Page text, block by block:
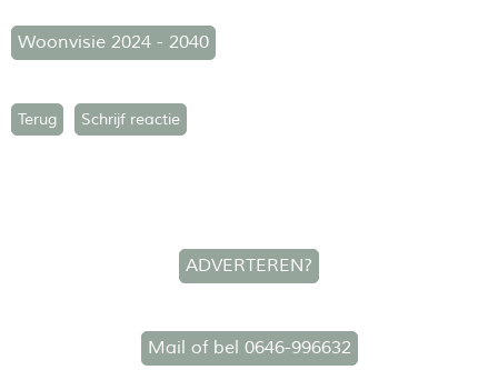
Woonvisie 2024 - 2040
Terug Schrijf reactie
ADVERTEREN?
Mail of bel 0646-996632